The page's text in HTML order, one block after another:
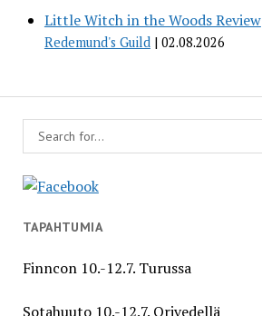
Little Witch in the Woods Review
Redemund's Guild 02.08.2026
TAPAHTUMIA
Finncon 10.-12.7. Turussa
Sotahuuto 10.-12.7. Orivedellä